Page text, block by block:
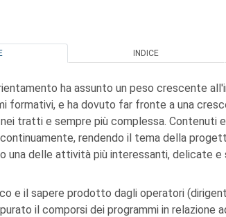
INDICE
ha assunto un peso crescente
formativi, e ha dovuto far fronte a una
tratti e sempre più complessa. Contenuti
rendendo il tema della
una delle attività più interessanti, delicate
e il sapere prodotto dagli operatori
il comporsi dei programmi in relazione